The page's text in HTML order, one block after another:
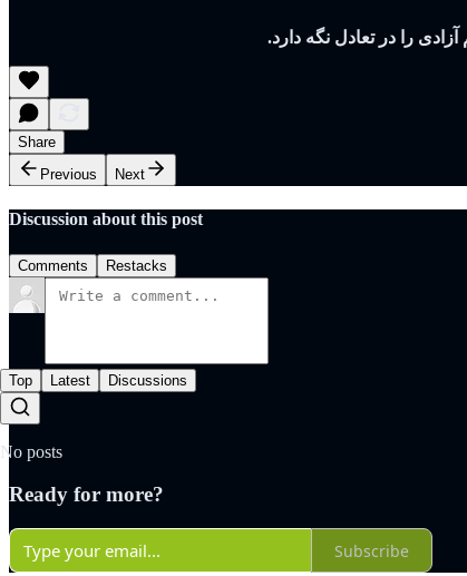
را در تعادل نگه دارد.
Share
Previous
Next
Discussion about this post
Comments Restacks
Top Latest Discussions
No posts
Ready for more?
Subscribe